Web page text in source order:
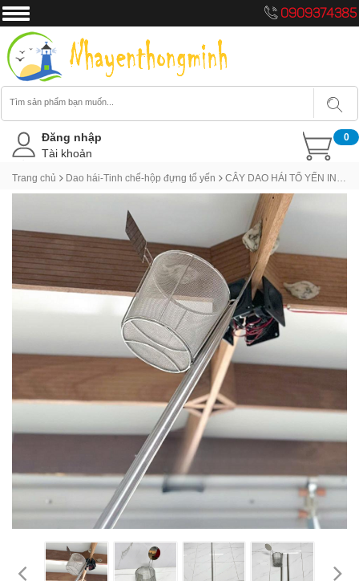
0909374385
0
Đăng nhập
Tài khoản
Trang chủ Dao hái-Tinh chế-hộp đựng tổ yến CÂY DAO HÁI TỔ YẾN INOX CÁN DÀI 2.5M HIỆU QUẢ CHO NHÀ YẾN